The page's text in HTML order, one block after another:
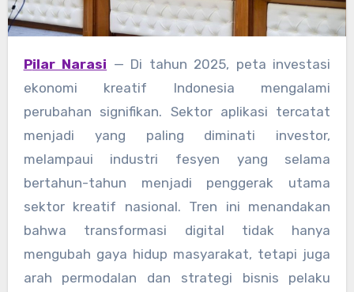
Pilar Narasi — Di tahun 2025, peta investasi
ekonomi kreatif Indonesia mengalami
perubahan signifikan. Sektor aplikasi tercatat
menjadi yang paling diminati investor,
melampaui industri fesyen yang selama
bertahun-tahun menjadi penggerak utama
sektor kreatif nasional. Tren ini menandakan
bahwa transformasi digital tidak hanya
mengubah gaya hidup masyarakat, tetapi juga
arah permodalan dan strategi bisnis pelaku